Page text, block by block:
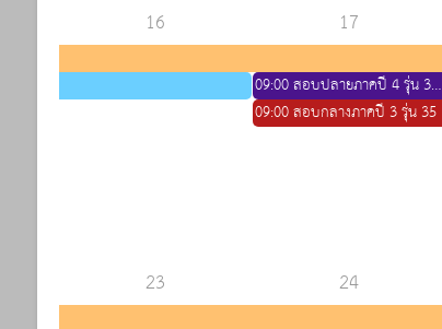
16 17
09:00 สอบปลายภาคปี 4 รุ่น 34 (แบ่งห้องสอบกับฟ้ามุ่ย)
09:00 สอบกลางภาคปี 3 รุ่น 35
23 24